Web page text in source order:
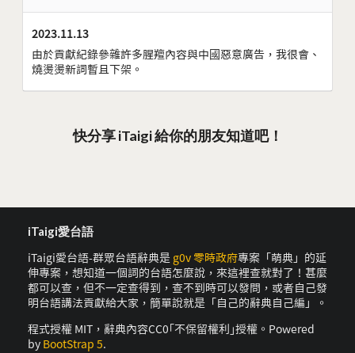
2023.11.13
由於貢獻紀錄參雜許多腥羶內容與中國惡意廣告，我很會、
燒燙燙新詞暫且下架。
快分享 iTaigi 給你的朋友知道吧！
iTaigi愛台語
iTaigi愛台語-群眾台語辭典是 g0v 零時政府專案「萌典」的延
伸專案，想知道一個詞的台語怎麼說，來這裡查就對了！甚麼
都可以查，但不一定查得到，查不到時可以發問，或者自己發
明台語講法貢獻給大家，簡單說就是「自己的辭典自己編」。
程式授權 MIT，辭典內容CC0｢不保留權利｣授權。Powered
by BootStrap 5.